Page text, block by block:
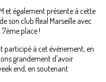
et également présente à cette
son club Real Marseille avec
7ème place !
participé à cet évènement, en
grandement d'avoir
end, en soutenant